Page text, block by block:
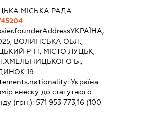
МІСЬКА РАДА
УКРАЇНА,
ВОЛИНСЬКА ОБЛ.,
Р-Н, МІСТО ЛУЦЬК,
Б.,
19
Україна
внеску до статутного
(грн.):571 953 773,16 (100